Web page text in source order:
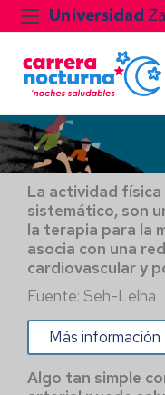
La actividad
sistemático, son
la terapia para la
asocia con una
cardiovascular y
Fuente: Seh-Lelha
Más información
Algo tan simple